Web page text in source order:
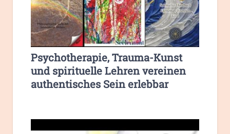
Psychotherapie, Trauma-Kunst
und spirituelle Lehren vereinen
authentisches Sein erlebbar